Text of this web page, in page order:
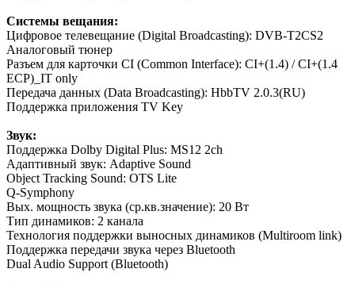
Системы вещания:
Цифровое телевещание (Digital Broadcasting): DVB-T2CS2
Аналоговый тюнер
Разъем для карточки CI (Common Interface): CI+(1.4) / CI+(1.4
ECP)_IT only
Передача данных (Data Broadcasting): HbbTV 2.0.3(RU)
Поддержка приложения TV Key
Звук:
Поддержка Dolby Digital Plus: MS12 2ch
Адаптивный звук: Adaptive Sound
Object Tracking Sound: OTS Lite
Q-Symphony
Вых. мощность звука (ср.кв.значение): 20 Вт
Тип динамиков: 2 канала
Технология поддержки выносных динамиков (Multiroom link)
Поддержка передачи звука через Bluetooth
Dual Audio Support (Bluetooth)